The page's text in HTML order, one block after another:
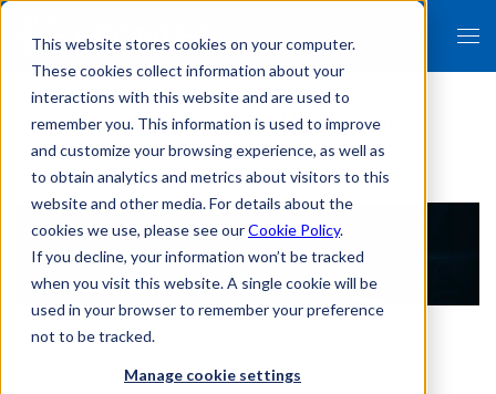
This website stores cookies on your computer.
These cookies collect information about your
interactions with this website and are used to
remember you. This information is used to improve
and customize your browsing experience, as well as
to obtain analytics and metrics about visitors to this
website and other media. For details about the
cookies we use, please see ourCookie Policy.
If you decline, your information won’t be tracked
when you visit this website. A single cookie will be
used in your browser to remember your preference
not to be tracked.
Manage cookie settings
Production - FRONTEO Korea
Home ＞ Production - FRONTEO Korea